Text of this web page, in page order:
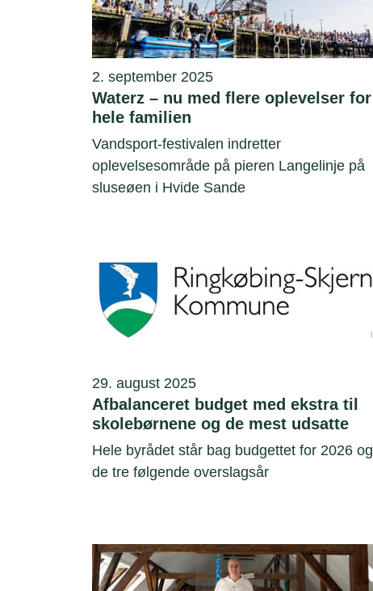
2. september 2025
Waterz – nu med flere oplevelser for
hele familien
Vandsport-festivalen indretter
oplevelsesområde på pieren Langelinje på
sluseøen i Hvide Sande
29. august 2025
Afbalanceret budget med ekstra til
skolebørnene og de mest udsatte
Hele byrådet står bag budgettet for 2026 og
de tre følgende overslagsår